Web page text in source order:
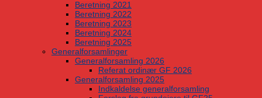
Beretning 2021
Beretning 2022
Beretning 2023
Beretning 2024
Beretning 2025
Generalforsamlinger
Generalforsamling 2026
Referat ordinær GF 2026
Generalforsamling 2025
Indkaldelse generalforsamling